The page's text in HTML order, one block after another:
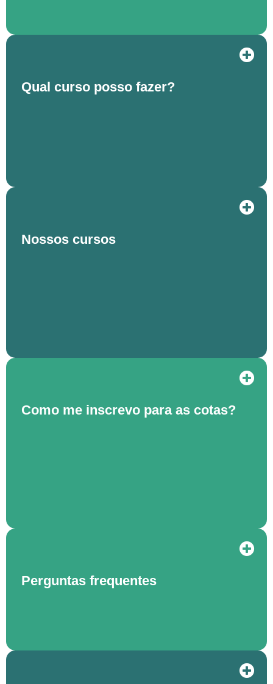
Qual curso posso fazer?
Nossos cursos
Como me inscrevo para as cotas?
Perguntas frequentes